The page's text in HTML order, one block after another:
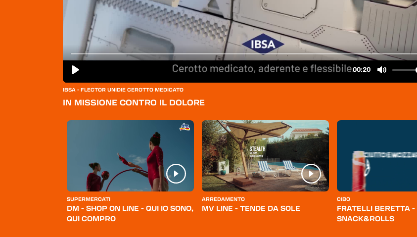
IBSA - FLECTOR UNIDIE CEROTTO MEDICATO
IN MISSIONE CONTRO IL DOLORE
SUPERMERCATI
DM - SHOP ON LINE - QUI IO SONO,
QUI COMPRO
ARREDAMENTO
MV LINE - TENDE DA SOLE
CIBO
FRATELLI BERETTA -
SNACK&ROLLS